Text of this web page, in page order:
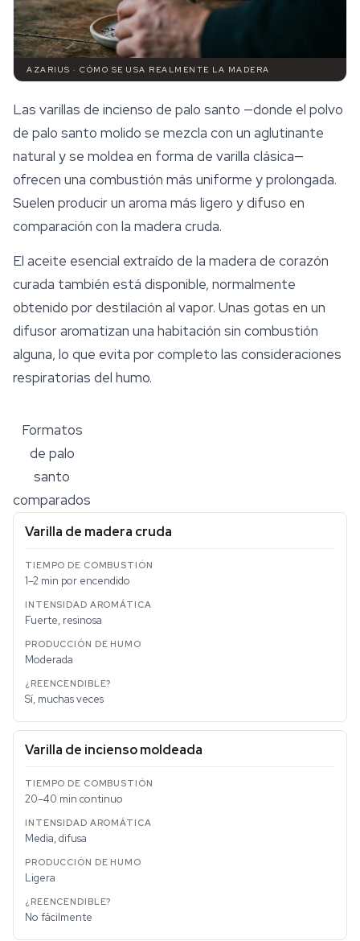
AZARIUS · CÓMO SE USA REALMENTE LA MADERA
Las varillas de incienso de palo santo —donde el polvo
de palo santo molido se mezcla con un aglutinante
natural y se moldea en forma de varilla clásica—
ofrecen una combustión más uniforme y prolongada.
Suelen producir un aroma más ligero y difuso en
comparación con la madera cruda.
El aceite esencial extraído de la madera de corazón
curada también está disponible, normalmente
obtenido por destilación al vapor. Unas gotas en un
difusor aromatizan una habitación sin combustión
alguna, lo que evita por completo las consideraciones
respiratorias del humo.
Formatos
de palo
santo
comparados
Varilla de madera cruda
1–2 min por encendido
Fuerte, resinosa
Moderada
Sí, muchas veces
Varilla de incienso moldeada
20–40 min continuo
Media, difusa
Ligera
No fácilmente